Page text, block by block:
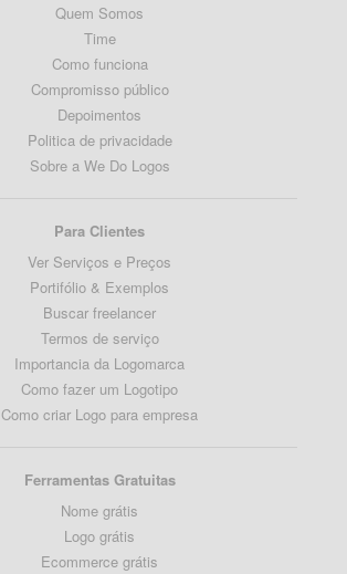
Quem Somos
Time
Como funciona
Compromisso público
Depoimentos
Politica de privacidade
Sobre a We Do Logos
Para Clientes
Ver Serviços e Preços
Portifólio & Exemplos
Buscar freelancer
Termos de serviço
Importancia da Logomarca
Como fazer um Logotipo
Como criar Logo para empresa
Ferramentas Gratuitas
Nome grátis
Logo grátis
Ecommerce grátis